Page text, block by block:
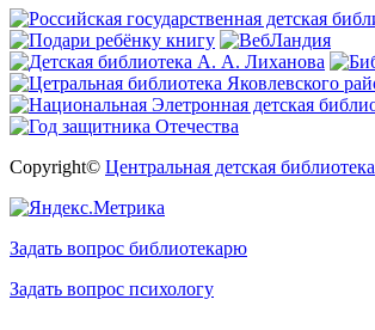
Copyright© Центральная детская библиотека
Задать вопрос библиотекарю
Задать вопрос психологу